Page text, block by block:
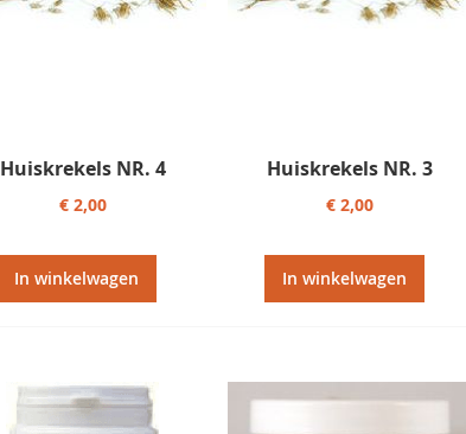
Huiskrekels NR. 4
€ 2,00
In winkelwagen
Huiskrekels NR. 3
€ 2,00
In winkelwagen